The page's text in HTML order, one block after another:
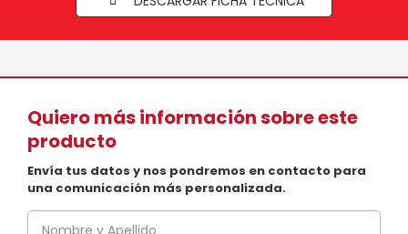
Quiero más información sobre este
producto
Envía tus datos y nos pondremos en contacto para
una comunicación más personalizada.